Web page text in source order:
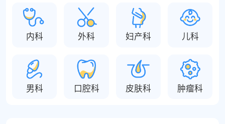
内科 外科 妇产科 儿科
男科 口腔科 皮肤科 肿瘤科